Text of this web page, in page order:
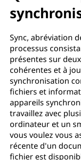
Sync, abréviation
processus
présentes sur
cohérentes et à
synchronisation
fichiers et
appareils
travaillez avec
ordinateur et un
vous voulez vous
récente d'un
fichier est